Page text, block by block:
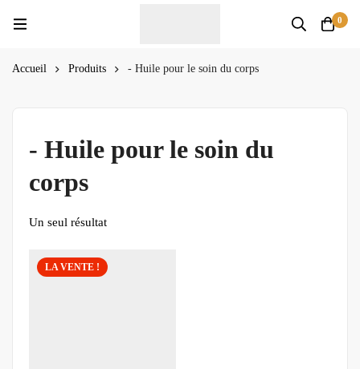
0
Accueil Produits - Huile pour le soin du corps
- Huile pour le soin du
corps
Un seul résultat
LA VENTE !